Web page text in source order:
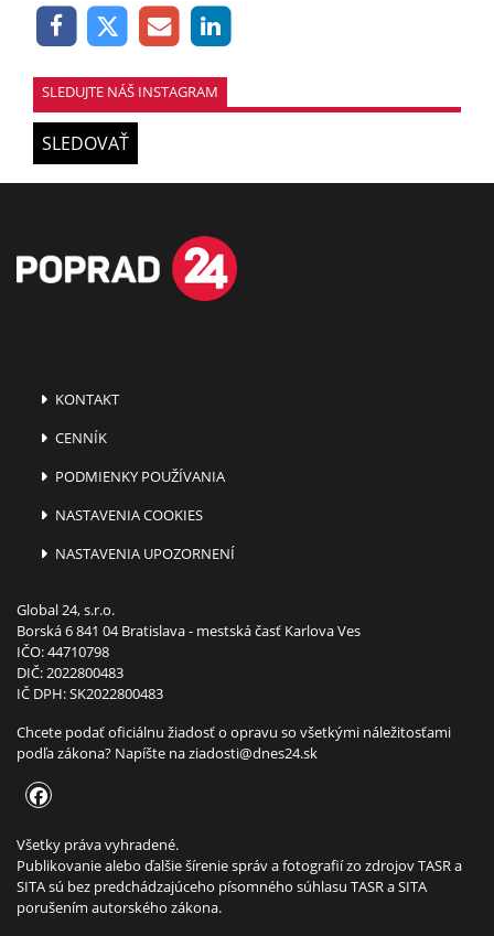
SLEDUJTE NÁŠ INSTAGRAM
SLEDOVAŤ
KONTAKT
CENNÍK
PODMIENKY POUŽÍVANIA
NASTAVENIA COOKIES
NASTAVENIA UPOZORNENÍ
Global 24, s.r.o.
Borská 6 841 04 Bratislava - mestská časť Karlova Ves
IČO: 44710798
DIČ: 2022800483
IČ DPH: SK2022800483
Chcete podať oficiálnu žiadosť o opravu so všetkými náležitosťami
podľa zákona? Napíšte naziadosti@dnes24.sk
Všetky práva vyhradené.
Publikovanie alebo ďalšie šírenie správ a fotografií zo zdrojov TASR a
SITA sú bez predchádzajúceho písomného súhlasu TASR a SITA
porušením autorského zákona.